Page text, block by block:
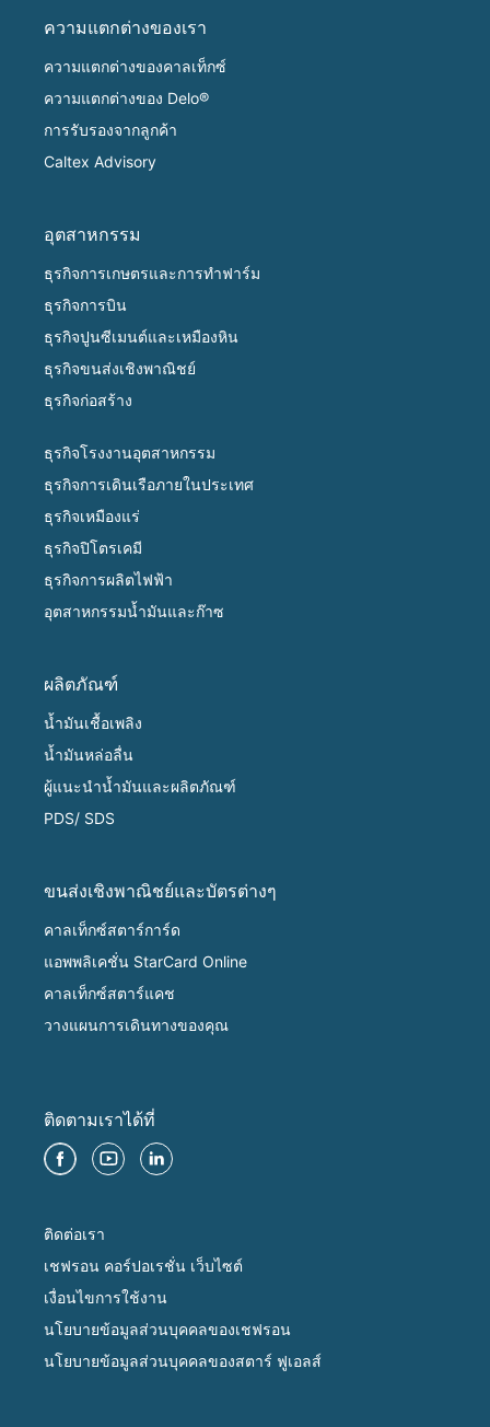
ความแตกต่างของเรา
ความแตกต่างของคาลเท็กซ์
ความแตกต่างของ Delo®
การรับรองจากลูกค้า
Caltex Advisory
อุตสาหกรรม
ธุรกิจการเกษตรและการทำฟาร์ม
ธุรกิจการบิน
ธุรกิจปูนซีเมนต์และเหมืองหิน
ธุรกิจขนส่งเชิงพาณิชย์
ธุรกิจก่อสร้าง
ธุรกิจโรงงานอุตสาหกรรม
ธุรกิจการเดินเรือภายในประเทศ
ธุรกิจเหมืองแร่
ธุรกิจปิโตรเคมี
ธุรกิจการผลิตไฟฟ้า
อุตสาหกรรมน้ำมันและก๊าซ
ผลิตภัณฑ์
น้ำมันเชื้อเพลิง
น้ำมันหล่อลื่น
ผู้แนะนำน้ำมันและผลิตภัณฑ์
PDS/ SDS
ขนส่งเชิงพาณิชย์และบัตรต่างๆ
คาลเท็กซ์สตาร์การ์ด
แอพพลิเคชั่น StarCard Online
คาลเท็กซ์สตาร์แคช
วางแผนการเดินทางของคุณ
ติดตามเราได้ที่
ติดต่อเรา
เชฟรอน คอร์ปอเรชั่น เว็บไซต์
เงื่อนไขการใช้งาน
นโยบายข้อมูลส่วนบุคคลของเชฟรอน
นโยบายข้อมูลส่วนบุคคลของสตาร์ ฟูเอลส์